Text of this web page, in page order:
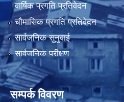
वार्षिक प्रगति प्रतिवेदन
चौमासिक प्रगति प्रतिवेदन
सार्वजनिक सुनुवाई
सार्वजनिक परीक्षण
सम्पर्क विवरण